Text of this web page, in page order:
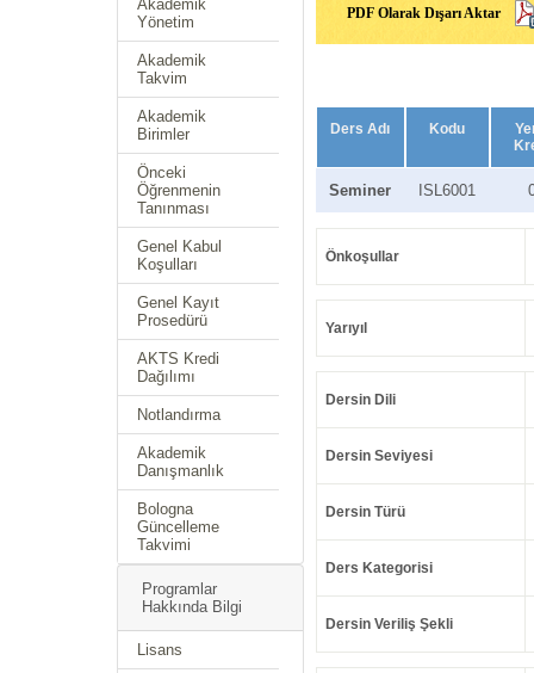
Akademik
Yönetim
Akademik
Takvim
Akademik
Birimler
Önceki
Öğrenmenin
Tanınması
Genel Kabul
Koşulları
Genel Kayıt
Prosedürü
AKTS Kredi
Dağılımı
Notlandırma
Akademik
Danışmanlık
Bologna
Güncelleme
Takvimi
Programlar
Hakkında Bilgi
Lisans
PDF Olarak Dışarı Aktar
Ders Adı Kodu
Seminer ISL6001
Önkoşullar
Yarıyıl
Dersin Dili
Dersin Seviyesi
Dersin Türü
Ders Kategorisi
Dersin Veriliş Şekli